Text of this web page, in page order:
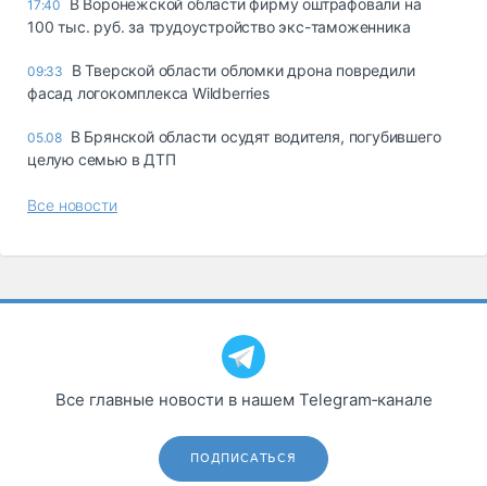
17:40
В Воронежской области фирму оштрафовали на
100 тыс. руб. за трудоустройство экс-таможенника
09:33
В Тверской области обломки дрона повредили
фасад логокомплекса Wildberries
05.08 В Брянской области осудят водителя, погубившего
целую семью в ДТП
Все новости
Все главные новости в нашем Telegram‑канале
ПОДПИСАТЬСЯ